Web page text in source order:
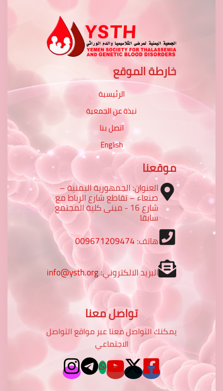
خارطة الموقع
الرئيسية
نبذة عن الجمعية
اتصل بنا
English
موقعنا
العنوان: الجمهورية اليمنية –
صنعاء – تقاطع شارع الرباط مع
شارع 16 - مبنى كلية المجتمع
سابقا
هاتف:009671209474
البريد الالكتروني:info@ysth.org
تواصل معنا
يمكنك التواصل معنا عبر مواقع التواصل
الاجتماعي